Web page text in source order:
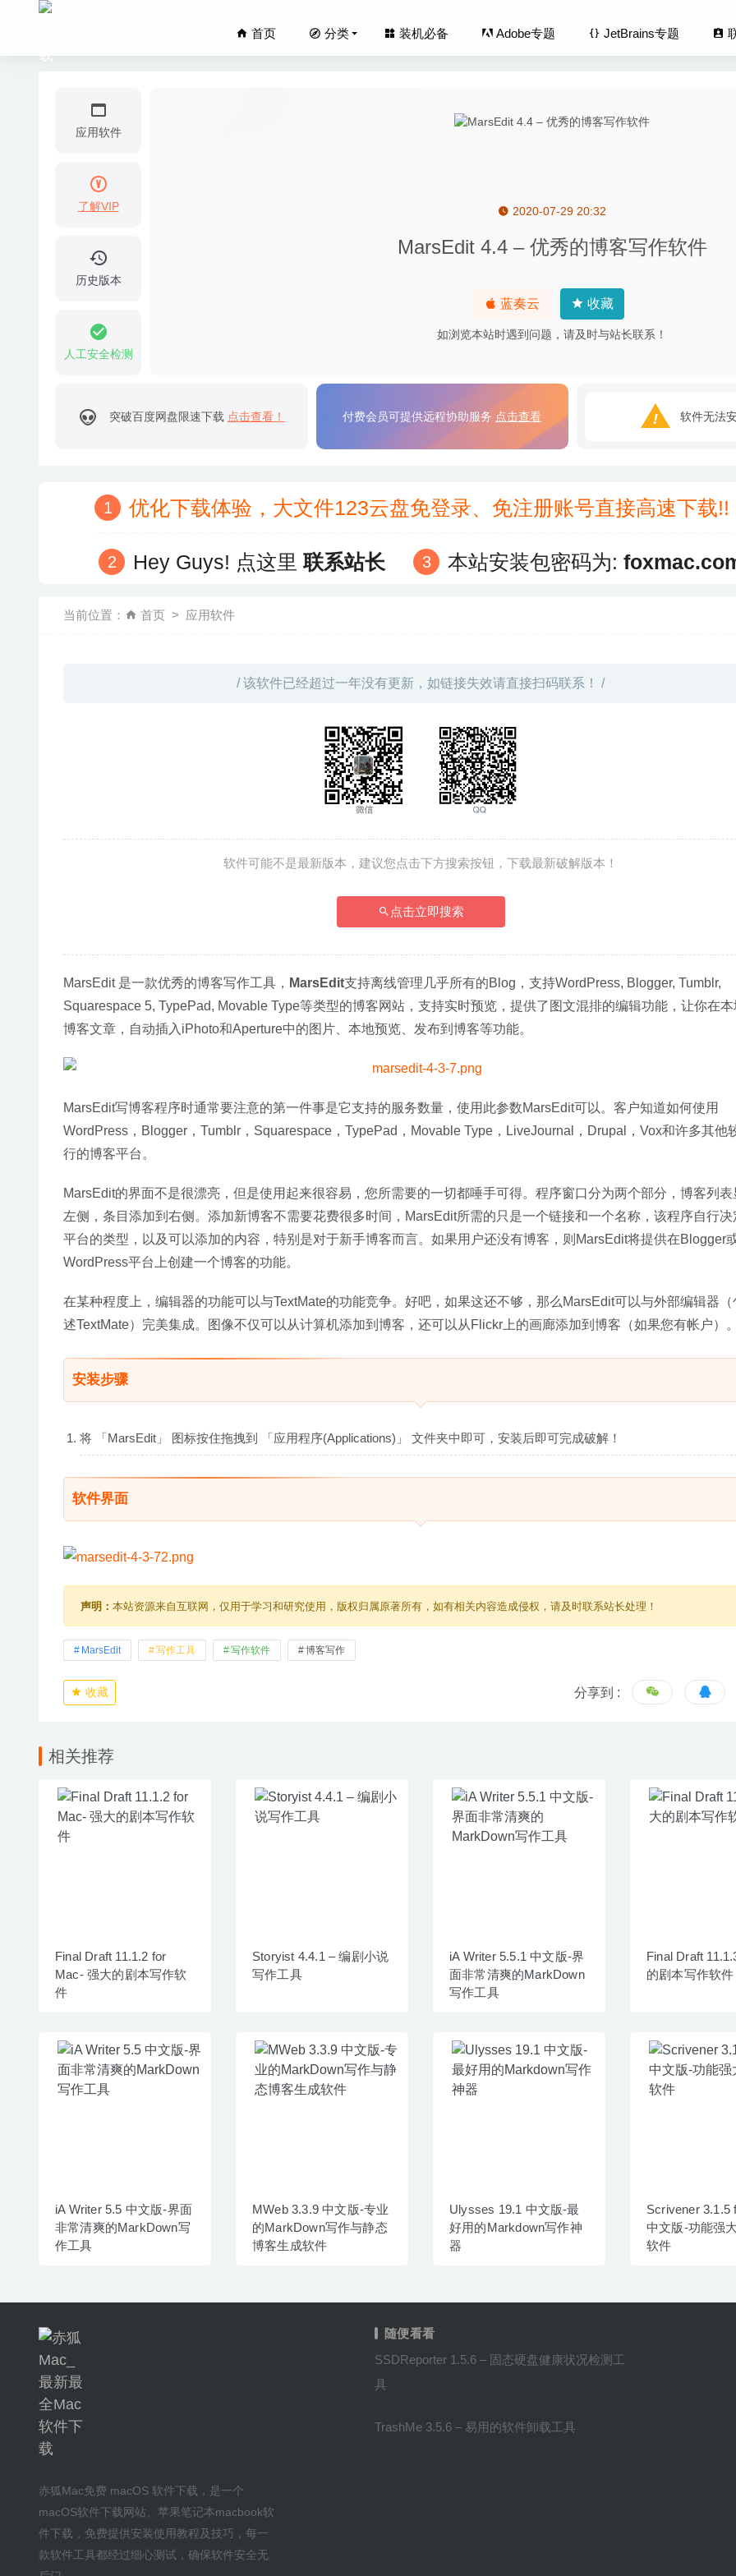
首页 分类 装机必备 Adobe专题 JetBrains专题
应用软件
了解VIP
历史版本
人工安全检测
2020-07-29 20:32
MarsEdit 4.4 – 优秀的博客写作软件
蓝奏云 收藏
如浏览本站时遇到问题，请及时与站长联系！
突破百度网盘限速下载 点击查看！ 付费会员可提供远程协助服务 点击查看 软件无法
优化下载体验，大文件123云盘免登录、免注册账号直接高速下
Hey Guys! 点这里联系站长 本站安装包密码为:
当前位置： 首页 应用软件
/ 该软件已经超过一年没有更新，如链接失效请直接扫码联系！ /
软件可能不是最新版本，建议您点击下方搜索按钮，下载最新破解版本！
点击立即搜索
MarsEdit 是一款优秀的博客写作工具， MarsEdit支持离线管理几乎所有的Blog，支持WordPress, Blogger, Tumblr,
Squarespace 5, TypePad, Movable Type等类型的博客网站，支持实时预览，提供了图文混排的编辑功能，让你在
博客文章，自动插入iPhoto和Aperture中的图片、本地预览、发布到博客等功能。
MarsEdit写博客程序时通常要注意的第一件事是它支持的服务数量，使用此参数MarsEdit可以。客户知道如何使用
WordPress，Blogger，Tumblr，Squarespace，TypePad，Movable Type，LiveJournal，Drupal，Vox和许多其他
行的博客平台。
MarsEdit的界面不是很漂亮，但是使用起来很容易，您所需要的一切都唾手可得。程序窗口分为两个部分，博客列表
左侧，条目添加到右侧。添加新博客不需要花费很多时间，MarsEdit所需的只是一个链接和一个名称，该程序自行决
平台的类型，以及可以添加的内容，特别是对于新手博客而言。如果用户还没有博客，则MarsEdit将提供在Blogger
WordPress平台上创建一个博客的功能。
在某种程度上，编辑器的功能可以与TextMate的功能竞争。好吧，如果这还不够，那么MarsEdit可以与外部编辑器（
述TextMate）完美集成。图像不仅可以从计算机添加到博客，还可以从Flickr上的画廊添加到博客（如果您有帐户）
安装步骤
将 「MarsEdit」 图标按住拖拽到 「应用程序(Applications)」 文件夹中即可，安装后即可完成破解！
软件界面
声明： 本站资源来自互联网，仅用于学习和研究使用，版权归属原著所有，如有相关内容造成侵权，请及时联系站长处理！
MarsEdit 写作工具 写作软件 博客写作
收藏 分享到 :
相关推荐
Final Draft 11.1.2 for
Mac- 强大的剧本写作软
件
Storyist 4.4.1 – 编剧小说
写作工具
iA Writer 5.5.1 中文版-界
面非常清爽的MarkDown
写作工具
Final Draft
的剧本写作软件
iA Writer 5.5 中文版-界面
非常清爽的MarkDown写
作工具
MWeb 3.3.9 中文版-专业
的MarkDown写作与静态
博客生成软件
Ulysses 19.1 中文版-最
好用的Markdown写作神
器
Scrivener 3.1.5
中文版-功能强
软件
赤狐Mac免费 macOS 软件下载 ，是一个
macOS软件下载网站
苹果笔记本macbook软
件下载 ，免费提供安装使用教程及技巧 ，每一
款软件工具都经过细心测试，确保软件安全无
随便看看
SSDReporter 1.5.6 – 固态硬盘健康状况检测工
具
TrashMe 3.5.6 – 易用的软件卸载工具
Moneyspire 2026.0.9-个人理财软件 2026-02-04
Beyond Compare 5.2.5 中文版-专业级文件对比神器 2026-08-05